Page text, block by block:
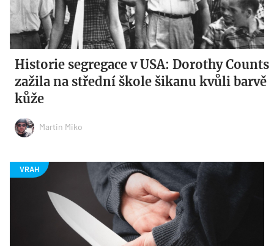
Historie segregace v USA: Dorothy Counts
zažila na střední škole šikanu kvůli barvě
kůže
Martin Miko